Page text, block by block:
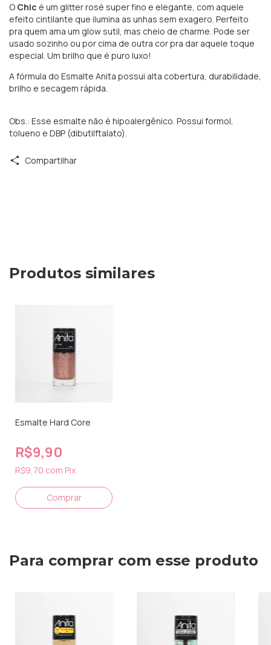
O Chic é um glitter rosé super fino e elegante, com aquele
efeito cintilante que ilumina as unhas sem exagero. Perfeito
pra quem ama um glow sutil, mas cheio de charme. Pode ser
usado sozinho ou por cima de outra cor pra dar aquele toque
especial. Um brilho que é puro luxo!
A fórmula do Esmalte Anita possui alta cobertura, durabilidade,
brilho e secagem rápida.
Obs.: Esse esmalte não é hipoalergênico. Possui formol,
tolueno e DBP (dibutilftalato).
Compartilhar
Produtos similares
Esmalte Hard Core
R$9,90
R$9,70 com Pix
Para comprar com esse produto